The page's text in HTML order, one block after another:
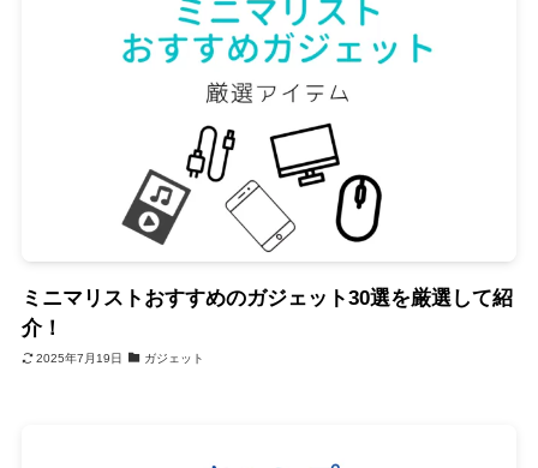
ミニマリストおすすめのガジェット30選を厳選して紹
介！
2025年7月19日 ガジェット